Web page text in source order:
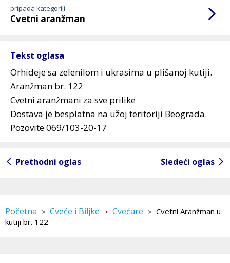
pripada kategoriji -
Cvetni aranžman
Tekst oglasa
Orhideje sa zelenilom i ukrasima u plišanoj kutiji.
Aranžman br. 122
Cvetni aranžmani za sve prilike
Dostava je besplatna na užoj teritoriji Beograda.
Pozovite 069/103-20-17
Prethodni oglas Sledeći oglas
Početna > Cveće i Biljke > Cvećare > Cvetni Aranžman u
kutiji br. 122